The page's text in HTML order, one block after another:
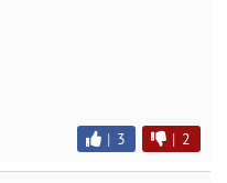
| 3 | 2